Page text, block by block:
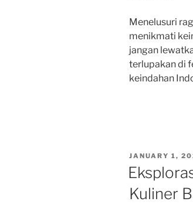
Menelusuri
menikmati
jangan
terlupakan di
keindahan
POSTED
JANUARY 1,
Kuliner